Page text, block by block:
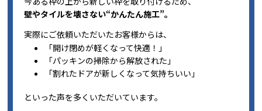
壁やタイルを壊さない“かんたん施工”。
実際にご依頼いただいたお客様からは、
「開け閉めが軽くなって快適！」
「パッキンの掃除から解放された」
「割れたドアが新しくなって気持ちいい」
といった声を多くいただいています。